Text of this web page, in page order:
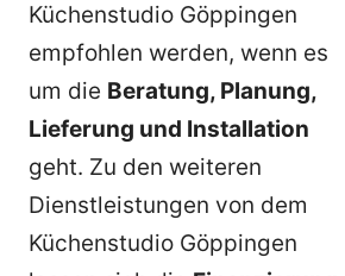
Küchenstudio Göppingen
empfohlen werden, wenn es
um die Beratung, Planung,
Lieferung und Installation
geht. Zu den weiteren
Dienstleistungen von dem
Küchenstudio Göppingen